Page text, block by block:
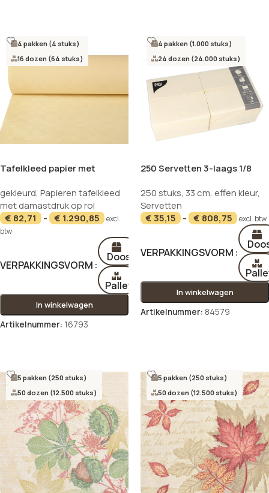
4 pakken (4 stuks)
16 dozen (64 stuks)
Tafelkleed papier met
gekleurd, Papieren tafelkleed
met damastdruk op rol
€ 82,71 - € 1.290,85
excl.
btw
VERPAKKINGSVORM
Doos
Pallet
In winkelwagen
Artikelnummer: 16793
4 pakken (1.000 stuks)
24 dozen (24.000 stuks)
250 Servetten 3-laags 1/8
250 stuks, 33 cm, effen kleur,
Servetten
€35,15 - € 808,75 excl. btw
VERPAKKINGSVORM
In winkelwagen
Artikelnummer: 84579
5 pakken (250 stuks)
50 dozen (12.500 stuks)
5 pakken (250 stuks)
50 dozen (12.500 stuks)